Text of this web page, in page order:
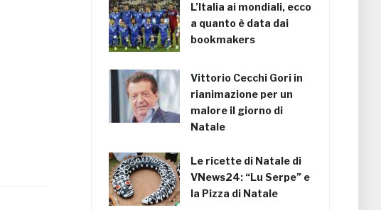
L’Italia ai mondiali, ecco
a quanto è data dai
bookmakers
Vittorio Cecchi Gori in
rianimazione per un
malore il giorno di
Natale
Le ricette di Natale di
VNews24: “Lu Serpe” e
la Pizza di Natale